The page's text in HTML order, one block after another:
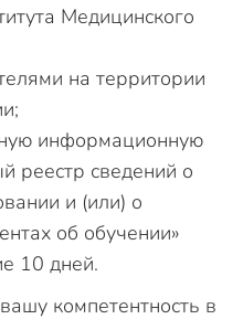
Медицинского
на территории
информационную
реестр сведений о
и (или) о
об обучении»
10 дней.
компетентность в